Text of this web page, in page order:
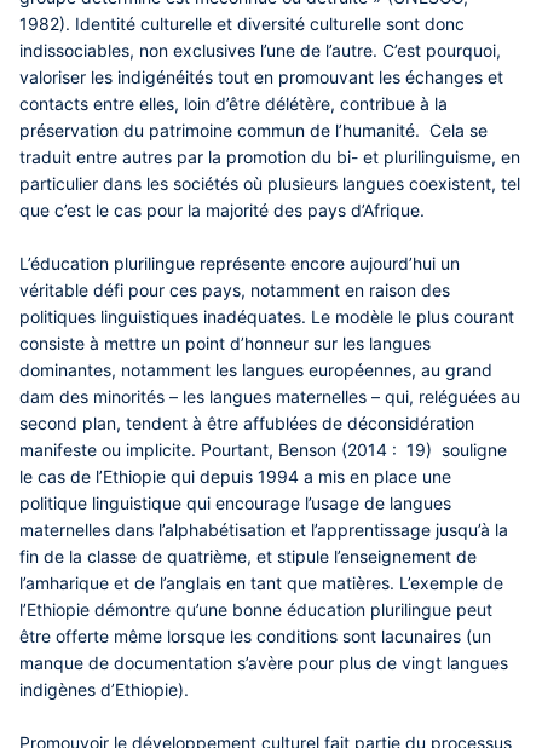
1982). Identité culturelle et diversité culturelle sont donc
indissociables, non exclusives l’une de l’autre. C’est pourquoi,
valoriser les indigénéités tout en promouvant les échanges et
contacts entre elles, loin d’être délétère, contribue à la
préservation du patrimoine commun de l’humanité. Cela se
traduit entre autres par la promotion du bi- et plurilinguisme, en
particulier dans les sociétés où plusieurs langues coexistent, tel
que c’est le cas pour la majorité des pays d’Afrique.
L’éducation plurilingue représente encore aujourd’hui un
véritable défi pour ces pays, notamment en raison des
politiques linguistiques inadéquates. Le modèle le plus courant
consiste à mettre un point d’honneur sur les langues
dominantes, notamment les langues européennes, au grand
dam des minorités – les langues maternelles – qui, reléguées au
second plan, tendent à être affublées de déconsidération
manifeste ou implicite. Pourtant, Benson (2014 : 19) souligne
le cas de l’Ethiopie qui depuis 1994 a mis en place une
politique linguistique qui encourage l’usage de langues
maternelles dans l’alphabétisation et l’apprentissage jusqu’à la
fin de la classe de quatrième, et stipule l’enseignement de
l’amharique et de l’anglais en tant que matières. L’exemple de
l’Ethiopie démontre qu’une bonne éducation plurilingue peut
être offerte même lorsque les conditions sont lacunaires (un
manque de documentation s’avère pour plus de vingt langues
indigènes d’Ethiopie).
Promouvoir le développement culturel fait partie du processus